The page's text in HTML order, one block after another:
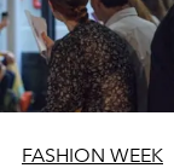
FASHION WEEK